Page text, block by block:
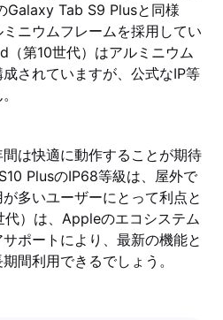
Galaxy Tab S9 Plusと同様
ニウムフレームを採用してい
（第10世代）はアルミニウム
されていますが、公式なIP等
は快適に動作することが期待
PlusのIP68等級は、屋外で
多いユーザーにとって利点と
）は、Appleのエコシステム
ポートにより、最新の機能と
間利用できるでしょう。